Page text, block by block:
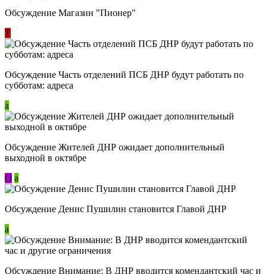
Обсуждение Магазин "Пионер"
Т
Обсуждение Часть отделений ПСБ ДНР будут работать по
субботам: адреса
a
Обсуждение Жителей ДНР ожидает дополнительный
выходной в октябре
О a
Обсуждение Денис Пушилин становится Главой ДНР
a
Обсуждение Внимание: В ДНР вводится комендантский час и